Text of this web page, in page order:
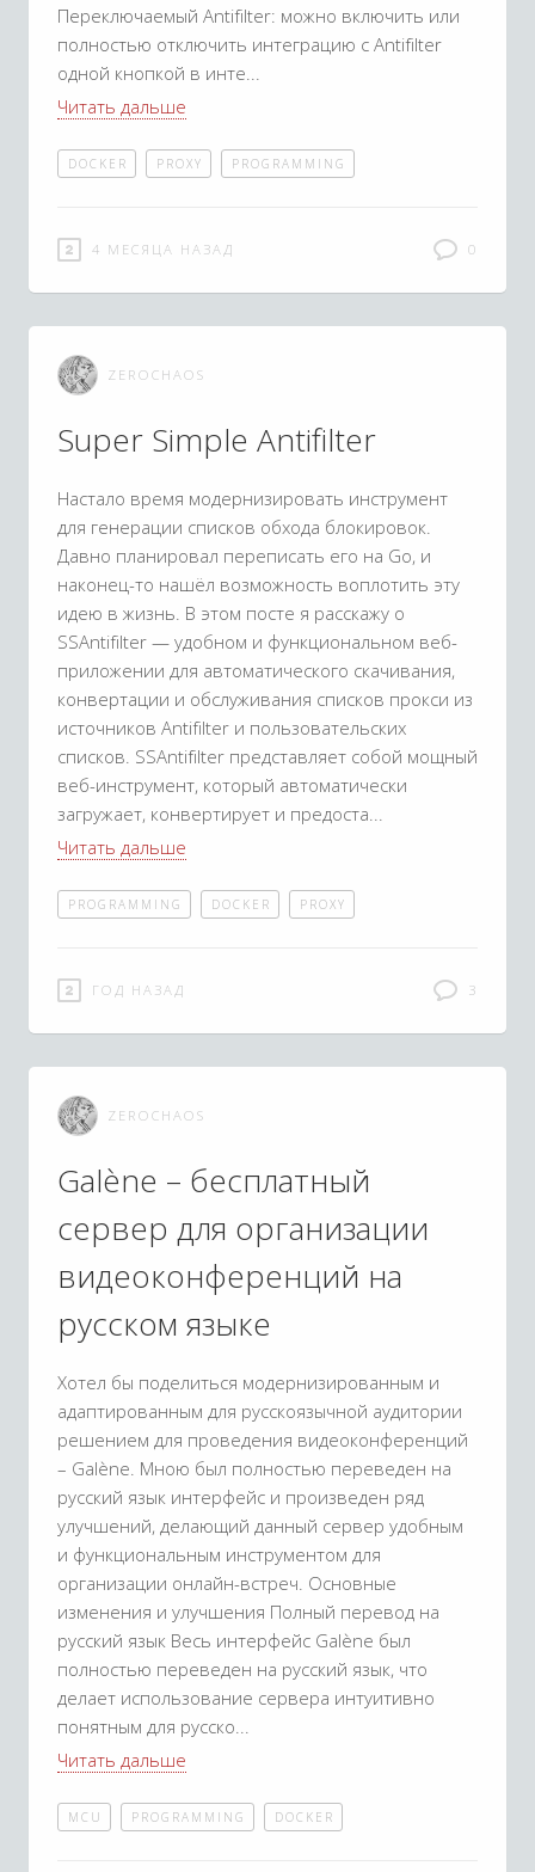
Переключаемый Antifilter: можно включить или
полностью отключить интеграцию с Antifilter
одной кнопкой в инте
Читать дальше
DOCKER PROXY PROGRAMMING
4 МЕСЯЦА НАЗАД 0
ZEROCHAOS
Super Simple Antifilter
Настало время модернизировать инструмент
для генерации списков обхода блокировок.
Давно планировал переписать его на Go, и
наконец-то нашёл возможность воплотить эту
идею в жизнь. В этом посте я расскажу о
SSAntifilter — удобном и функциональном веб-
приложении для автоматического скачивания,
конвертации и обслуживания списков прокси из
источников Antifilter и пользовательских
списков. SSAntifilter представляет собой мощный
веб-инструмент, который автоматически
загружает, конвертирует и предоста
Читать дальше
PROGRAMMING DOCKER PROXY
ГОД НАЗАД 3
ZEROCHAOS
Galène – бесплатный
сервер для организации
видеоконференций на
русском языке
Хотел бы поделиться модернизированным и
адаптированным для русскоязычной аудитории
решением для проведения видеоконференций
– Galène. Мною был полностью переведен на
русский язык интерфейс и произведен ряд
улучшений, делающий данный сервер удобным
и функциональным инструментом для
организации онлайн-встреч. Основные
изменения и улучшения Полный перевод на
русский язык Весь интерфейс Galène был
полностью переведен на русский язык, что
делает использование сервера интуитивно
понятным для русско
Читать дальше
MCU PROGRAMMING DOCKER